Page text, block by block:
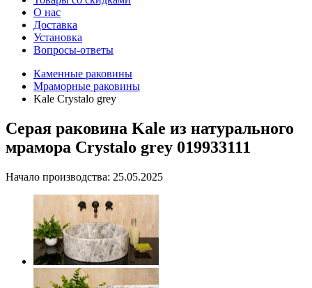
О нас
Доставка
Установка
Вопросы-ответы
Каменные раковины
Мраморные раковины
Kale Crystalo grey
Серая раковина Kale из натурального
мрамора Crystalo grey 019933111
Начало производства: 25.05.2025